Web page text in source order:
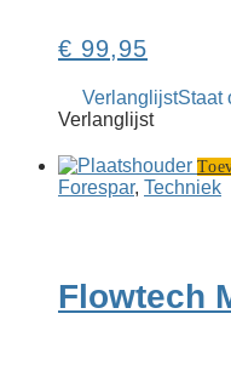
€ 99,95
VerlanglijstStaat
Verlanglijst
Forespar, Techniek
Flowtech